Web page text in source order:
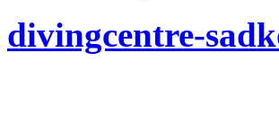
divingcentre-